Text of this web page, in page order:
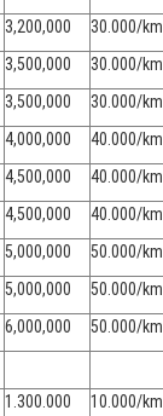
3,200,000 30.000/km
3,500,000 30.000/km
3,500,000 30.000/km
4,000,000 40.000/km
4,500,000 40.000/km
4,500,000 40.000/km
5,000,000 50.000/km
5,000,000 50.000/km
6,000,000 50.000/km
1.300.000 10.000/km